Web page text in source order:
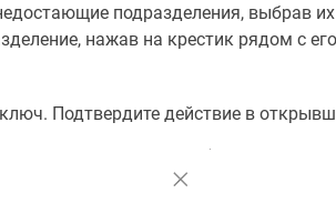
подразделения, выбрав
нажав на крестик рядом с
Подтвердите действие в